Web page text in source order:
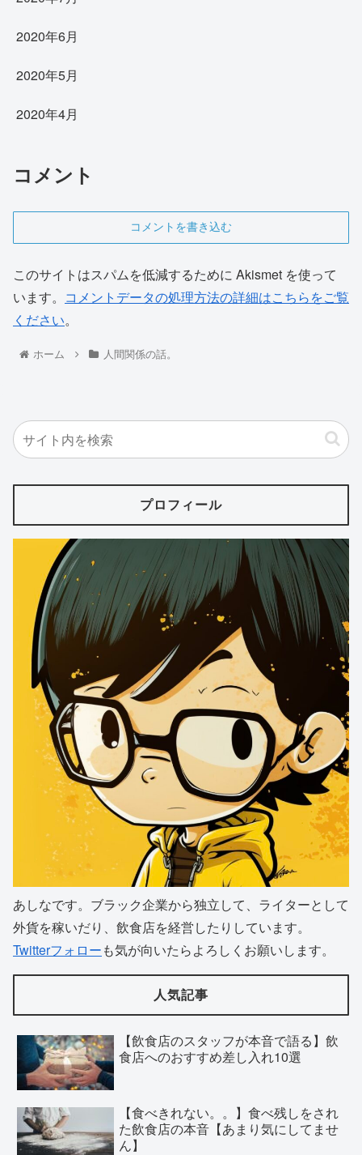
2020年6月
2020年5月
2020年4月
コメント
コメントを書き込む
このサイトはスパムを低減するために Akismet を使って
います。 コメントデータの処理方法の詳細はこちらをご覧
ください。
ホーム 人間関係の話。
プロフィール
あしなです。ブラック企業から独立して、ライターとして
外貨を稼いだり、飲食店を経営したりしています。
Twitterフォローも気が向いたらよろしくお願いします。
人気記事
【飲食店のスタッフが本音で語る】飲
食店へのおすすめ差し入れ10選
【食べきれない。。】食べ残しをされ
た飲食店の本音【あまり気にしてませ
ん】